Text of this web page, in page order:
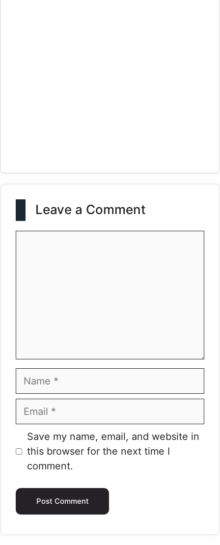
Leave a Comment
Name
Email
Website
Save my name, email, and website in
this browser for the next time I
comment.